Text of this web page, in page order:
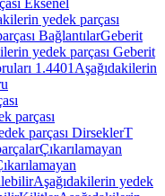
Eksenel
yedek parçası
BağlantılarGeberit
yedek parçası Geberit
1.4401 Aşağıdakilerin
parçası
parçası DirseklerT
Çıkarılamayan
Aşağıdakilerin yedek